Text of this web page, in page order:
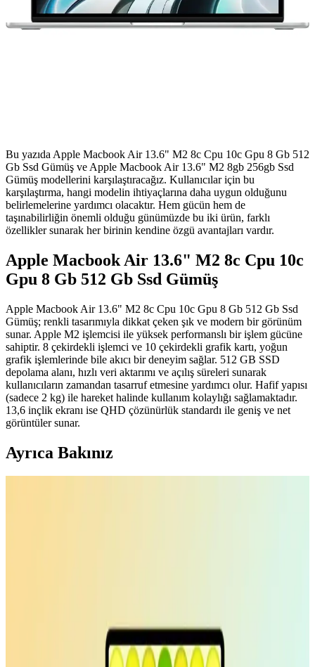
Bu yazıda Apple Macbook Air 13.6" M2 8c Cpu 10c Gpu 8 Gb 512
Gb Ssd Gümüş ve Apple Macbook Air 13.6" M2 8gb 256gb Ssd
Gümüş modellerini karşılaştıracağız. Kullanıcılar için bu
karşılaştırma, hangi modelin ihtiyaçlarına daha uygun olduğunu
belirlemelerine yardımcı olacaktır. Hem gücün hem de
taşınabilirliğin önemli olduğu günümüzde bu iki ürün, farklı
özellikler sunarak her birinin kendine özgü avantajları vardır.
Apple Macbook Air 13.6" M2 8c Cpu 10c
Gpu 8 Gb 512 Gb Ssd Gümüş
Apple Macbook Air 13.6" M2 8c Cpu 10c Gpu 8 Gb 512 Gb Ssd
Gümüş; renkli tasarımıyla dikkat çeken şık ve modern bir görünüm
sunar. Apple M2 işlemcisi ile yüksek performanslı bir işlem gücüne
sahiptir. 8 çekirdekli işlemci ve 10 çekirdekli grafik kartı, yoğun
grafik işlemlerinde bile akıcı bir deneyim sağlar. 512 GB SSD
depolama alanı, hızlı veri aktarımı ve açılış süreleri sunarak
kullanıcıların zamandan tasarruf etmesine yardımcı olur. Hafif yapısı
(sadece 2 kg) ile hareket halinde kullanım kolaylığı sağlamaktadır.
13,6 inçlik ekranı ise QHD çözünürlük standardı ile geniş ve net
görüntüler sunar.
Ayrıca Bakınız
McStorey MacBook Air Kılıfı, yüksek kaliteli TPU malzemeden
üretilmiş, şık tasarımıyla cihazınızı çizik ve darbelere karşı korur,
hafif ve estetik yapısıyla kullanım kolaylığı sağlar.